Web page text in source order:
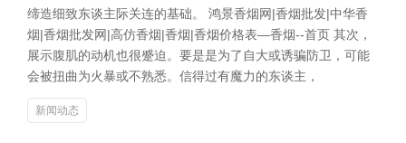
缔造细致东谈主际关连的基础。 鸿景香烟网|香烟批发|中华香
烟|香烟批发网|高仿香烟|香烟|香烟价格表―香烟--首页 其次，
展示腹肌的动机也很蹙迫。要是是为了自大或诱骗防卫，可能
会被扭曲为火暴或不熟悉。信得过有魔力的东谈主，
新闻动态